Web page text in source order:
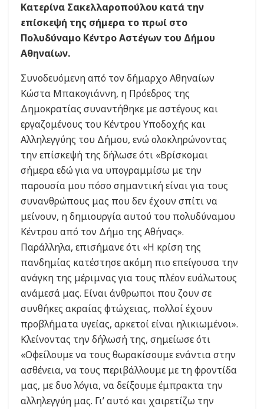
Κατερίνα Σακελλαροπούλου κατά την
επίσκεψή της σήμερα το πρωί στο
Πολυδύναμο Κέντρο Αστέγων του Δήμου
Αθηναίων.
Συνοδευόμενη από τον δήμαρχο Αθηναίων
Κώστα Μπακογιάννη, η Πρόεδρος της
Δημοκρατίας συναντήθηκε με αστέγους και
εργαζομένους του Κέντρου Υποδοχής και
Αλληλεγγύης του Δήμου, ενώ ολοκληρώνοντας
την επίσκεψή της δήλωσε ότι «Βρίσκομαι
σήμερα εδώ για να υπογραμμίσω με την
παρουσία μου πόσο σημαντική είναι για τους
συνανθρώπους μας που δεν έχουν σπίτι να
μείνουν, η δημιουργία αυτού του πολυδύναμου
Κέντρου από τον Δήμο της Αθήνας».
Παράλληλα, επισήμανε ότι «Η κρίση της
πανδημίας κατέστησε ακόμη πιο επείγουσα την
ανάγκη της μέριμνας για τους πλέον ευάλωτους
ανάμεσά μας. Είναι άνθρωποι που ζουν σε
συνθήκες ακραίας φτώχειας, πολλοί έχουν
προβλήματα υγείας, αρκετοί είναι ηλικιωμένοι».
Κλείνοντας την δήλωσή της, σημείωσε ότι
«Οφείλουμε να τους θωρακίσουμε ενάντια στην
ασθένεια, να τους περιβάλλουμε με τη φροντίδα
μας, με δυο λόγια, να δείξουμε έμπρακτα την
αλληλεγγύη μας. Γι’ αυτό και χαιρετίζω την